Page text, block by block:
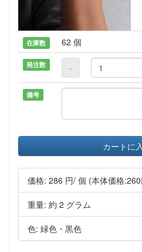
在庫数 62 個
発注数 -
備考
カートに
価格: 286 円/ 個 (本体価格
重量: 約 2 グラム
色: 緑色・黒色